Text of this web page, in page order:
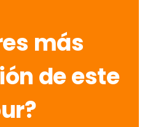
más
de este